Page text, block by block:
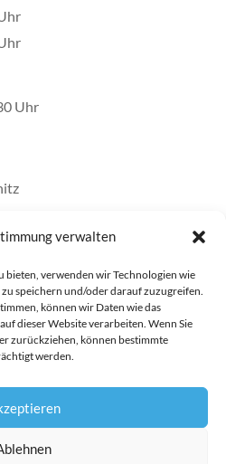
verwalten
bieten, verwenden wir Technologien wie
speichern und/oder darauf zuzugreifen.
können wir Daten wie das
dieser Website verarbeiten. Wenn Sie
zurückziehen, können bestimmte
werden.
Uhr
Download